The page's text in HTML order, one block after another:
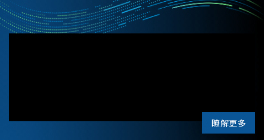
瞭解更多